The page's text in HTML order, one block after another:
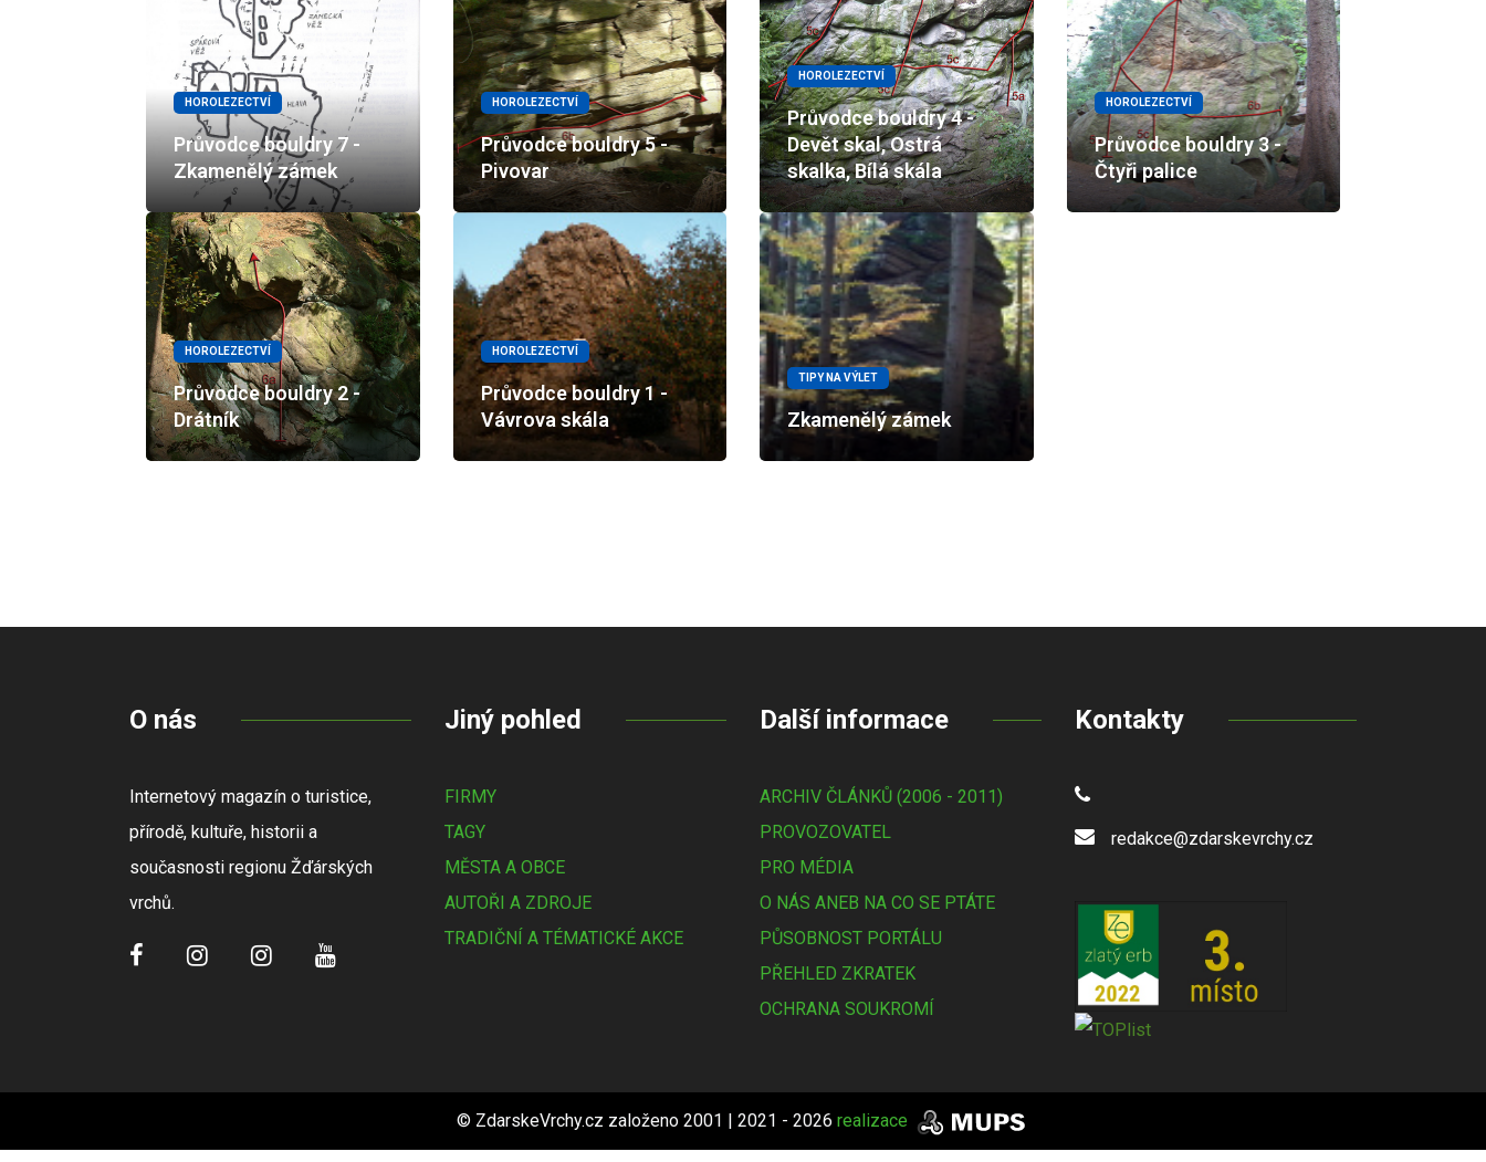
HOROLEZECTVÍ
Průvodce bouldry 7 -
Zkamenělý zámek
HOROLEZECTVÍ
Průvodce bouldry 5 -
Pivovar
HOROLEZECTVÍ
Průvodce bouldry 4 -
Devět skal, Ostrá
skalka, Bílá skála
HOROLEZECTVÍ
Průvodce bouldry 3 -
Čtyři palice
HOROLEZECTVÍ
Průvodce bouldry 2 -
Drátník
HOROLEZECTVÍ
Průvodce bouldry 1 -
Vávrova skála
TIPY NA VÝLET
Zkamenělý zámek
O nás
Internetový magazín o turistice,
přírodě, kultuře, historii a
současnosti regionu Žďárských
vrchů.
Jiný pohled
FIRMY
TAGY
MĚSTA A OBCE
AUTOŘI A ZDROJE
TRADIČNÍ A TÉMATICKÉ AKCE
Další informace
ARCHIV ČLÁNKŮ (2006 - 2011)
PROVOZOVATEL
PRO MÉDIA
O NÁS ANEB NA CO SE PTÁTE
PŮSOBNOST PORTÁLU
PŘEHLED ZKRATEK
OCHRANA SOUKROMÍ
Kontakty
redakce@zdarskevrchy.cz
© ZdarskeVrchy.cz založeno 2001 | 2021 - 2026 realizace